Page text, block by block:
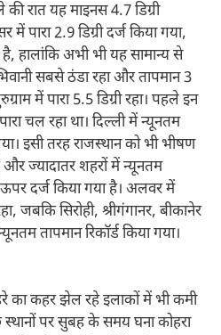
रात यह माइनस 4.7 डिग्री
पारा 2.9 डिग्री दर्ज किया गया,
अभी भी यह सामान्य से
सबसे ठंडा रहा और तापमान 3
में पारा 5.5 डिग्री रहा। पहले इन
चल रहा था। दिल्ली में न्यूनतम
इसी तरह राजस्थान को भी भीषण
ज्यादातर शहरों में न्यूनतम
दर्ज किया गया है। अलवर में
जबकि सिरोही, श्रीगंगानर, बीकानेर
तापमान रिकॉर्ड किया गया।
का कहर झेल रहे इलाकों में भी कमी
पर सुबह के समय घना कोहरा